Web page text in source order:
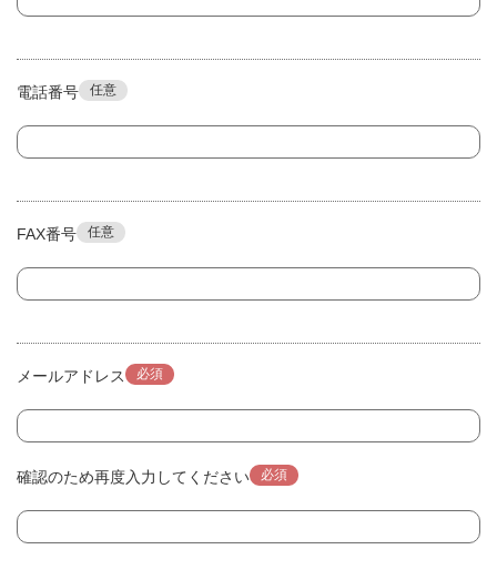
電話番号 任意
FAX番号 任意
メールアドレス 必須
確認のため再度入力してください 必須